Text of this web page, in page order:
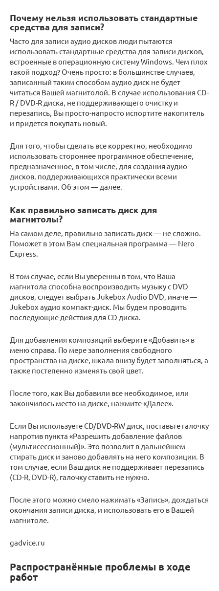
Почему нельзя использовать стандартные
средства для записи?
Часто для записи аудио дисков люди пытаются
использовать стандартные средства для записи дисков,
встроенные в операционную систему Windows. Чем плох
такой подход? Очень просто: в большинстве случаев,
записанный таким способом аудио диск не будет
читаться Вашей магнитолой. В случае использования CD-
R / DVD-R диска, не поддерживающего очистку и
перезапись, Вы просто-напросто испортите накопитель
и придется покупать новый.
Для того, чтобы сделать все корректно, необходимо
использовать стороннее программное обеспечение,
предназначенное, в том числе, для создания аудио
дисков, поддерживающихся практически всеми
устройствами. Об этом — далее.
Как правильно записать диск для
магнитолы?
На самом деле, правильно записать диск — не сложно.
Поможет в этом Вам специальная программа — Nero
Express.
В том случае, если Вы уверенны в том, что Ваша
магнитола способна воспроизводить музыку с DVD
дисков, следует выбрать Jukebox Audio DVD, иначе —
Jukebox аудио компакт-диск. Мы будем проводить
последующие действия для CD диска.
Для добавления композиций выберите «Добавить» в
меню справа. По мере заполнения свободного
пространства на диске, шкала внизу будет заполняться, а
также постепенно изменять свой цвет.
После того, как Вы добавили все необходимое, или
закончилось место на диске, нажмите «Далее».
Если Вы используете CD/DVD-RW диск, поставьте галочку
напротив пункта «Разрешить добавление файлов
(мультисессионный)». Это позволит в дальнейшем
стирать диск и заново добавлять на него композиции. В
том случае, если Ваш диск не поддерживает перезапись
(CD-R, DVD-R), галочку ставить не нужно.
После этого можно смело нажимать «Запись», дождаться
окончания записи диска, и использовать его в Вашей
магнитоле.
gadvice.ru
Распространённые проблемы в ходе
работ